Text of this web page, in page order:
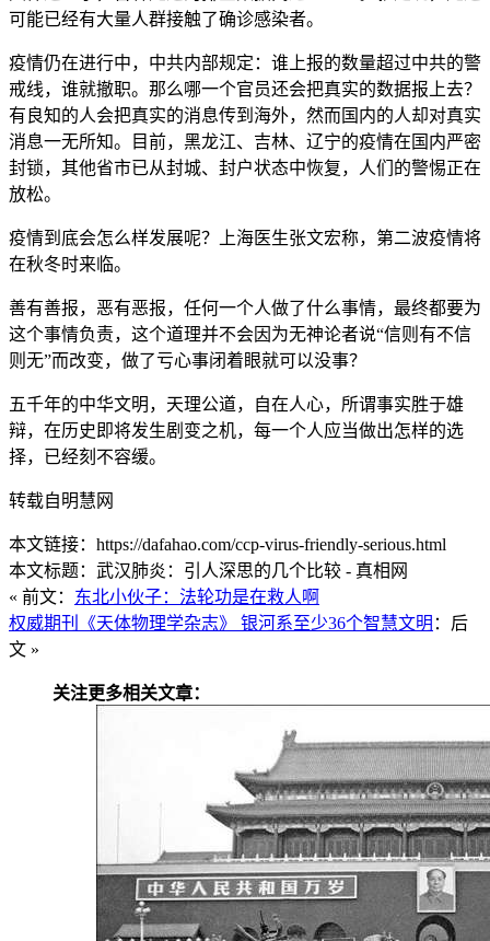
可能已经有大量人群接触了确诊感染者。
疫情仍在进行中，中共内部规定：谁上报的数量超过中共的警
戒线，谁就撤职。那么哪一个官员还会把真实的数据报上去？
有良知的人会把真实的消息传到海外，然而国内的人却对真实
消息一无所知。目前，黑龙江、吉林、辽宁的疫情在国内严密
封锁，其他省市已从封城、封户状态中恢复，人们的警惕正在
放松。
疫情到底会怎么样发展呢？上海医生张文宏称，第二波疫情将
在秋冬时来临。
善有善报，恶有恶报，任何一个人做了什么事情，最终都要为
这个事情负责，这个道理并不会因为无神论者说“信则有不信
则无”而改变，做了亏心事闭着眼就可以没事？
五千年的中华文明，天理公道，自在人心，所谓事实胜于雄
辩，在历史即将发生剧变之机，每一个人应当做出怎样的选
择，已经刻不容缓。
转载自明慧网
本文链接：https://dafahao.com/ccp-virus-friendly-serious.html
本文标题：武汉肺炎：引人深思的几个比较 - 真相网
« 前文： 东北小伙子：法轮功是在救人啊
权威期刊《天体物理学杂志》 银河系至少36个智慧文明 ：后
文 »
关注更多相关文章：